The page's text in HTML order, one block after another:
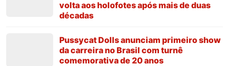
volta aos holofotes após mais de duas
décadas
Pussycat Dolls anunciam primeiro show
da carreira no Brasil com turnê
comemorativa de 20 anos